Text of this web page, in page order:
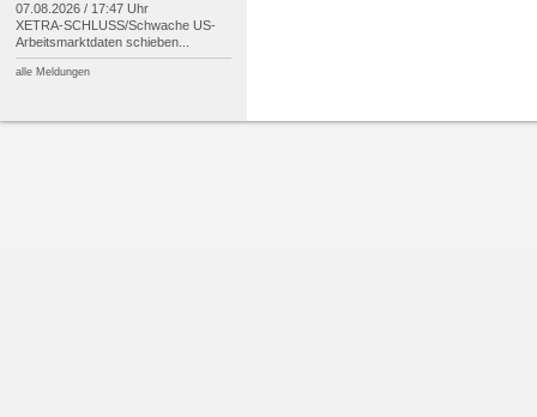
07.08.2026 / 17:47 Uhr
XETRA-SCHLUSS/Schwache US-
Arbeitsmarktdaten schieben...
alle Meldungen